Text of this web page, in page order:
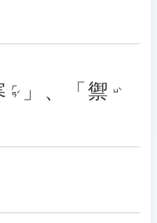
ㄏㄢˊ 」、「 禦 ㄩˋ